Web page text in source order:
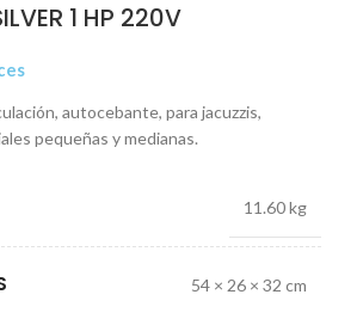
1 HP 220V
autocebante, para jacuzzis,
pequeñas y medianas.
11.60 kg
54 × 26 × 32 cm